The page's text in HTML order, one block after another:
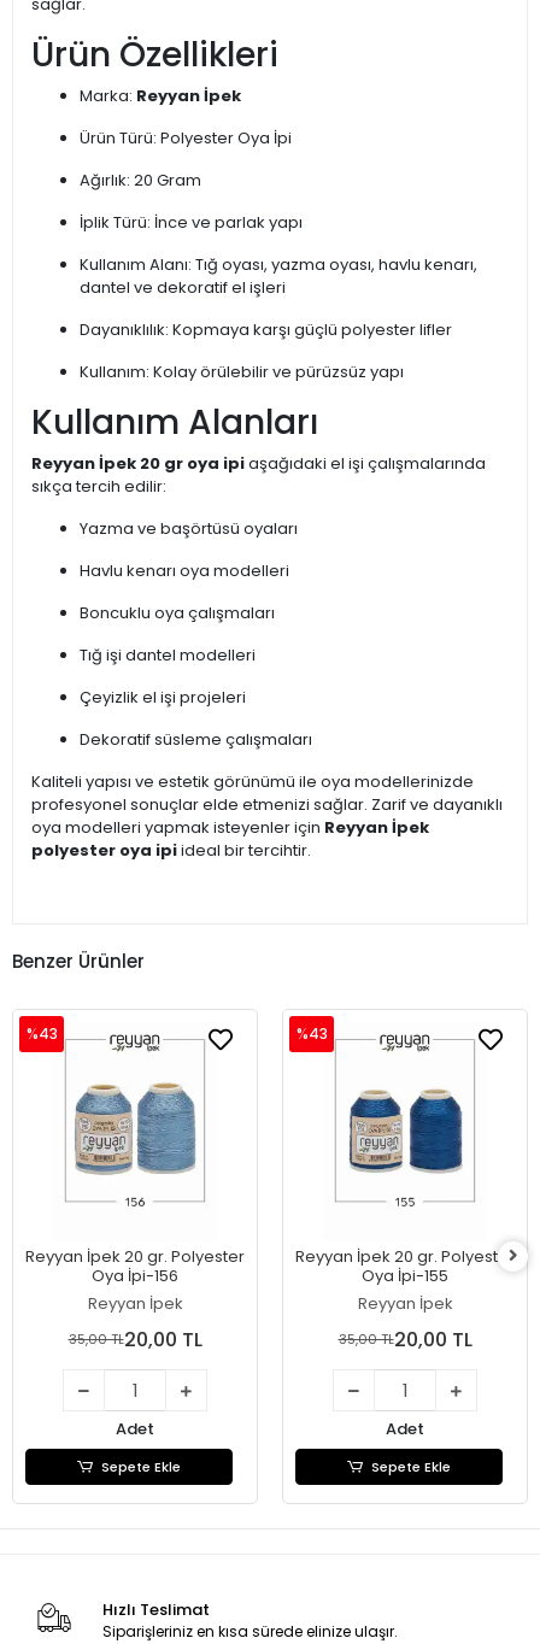
sağlar.
Ürün Özellikleri
Marka: Reyyan İpek
Ürün Türü: Polyester Oya İpi
Ağırlık: 20 Gram
İplik Türü: İnce ve parlak yapı
Kullanım Alanı: Tığ oyası, yazma oyası, havlu kenarı,
dantel ve dekoratif el işleri
Dayanıklılık: Kopmaya karşı güçlü polyester lifler
Kullanım: Kolay örülebilir ve pürüzsüz yapı
Kullanım Alanları
Reyyan İpek 20 gr oya ipiaşağıdaki el işi çalışmalarında
sıkça tercih edilir:
Yazma ve başörtüsü oyaları
Havlu kenarı oya modelleri
Boncuklu oya çalışmaları
Tığ işi dantel modelleri
Çeyizlik el işi projeleri
Dekoratif süsleme çalışmaları
Kaliteli yapısı ve estetik görünümü ile oya modellerinizde
profesyonel sonuçlar elde etmenizi sağlar. Zarif ve dayanıklı
oya modelleri yapmak isteyenler için Reyyan İpek
polyester oya ipiideal bir tercihtir.
Benzer Ürünler
Reyyan İpek 20 gr. Polyester
Oya İpi-156
Reyyan İpek
%43
35,00 TL20,00 TL
Adet
Sepete Ekle
Reyyan İpek 20 gr. Polyester
Oya İpi-155
Reyyan İpek
%43
35,00 TL20,00 TL
Adet
Sepete Ekle
Hızlı Teslimat
Siparişleriniz en kısa sürede elinize ulaşır.